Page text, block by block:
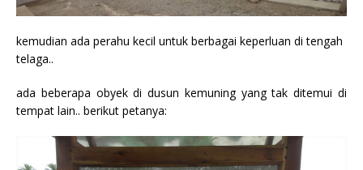
kemudian ada perahu kecil untuk berbagai keperluan di tengah
telaga..
ada beberapa obyek di dusun kemuning yang tak ditemui di
tempat lain.. berikut petanya: